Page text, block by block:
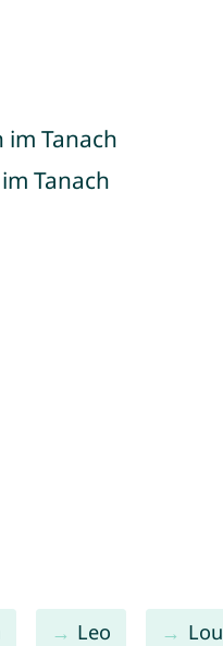
Tanach
Tanach
Leo Lou